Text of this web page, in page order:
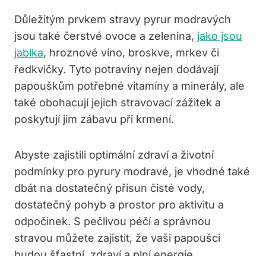
Důležitým prvkem stravy pyrur⁢ modravých
jsou také čerstvé ovoce a ‌zelenina, jako jsou
jablka, ​hroznové víno, broskve, mrkev‌ či
ředkvičky. Tyto potraviny nejen‍ dodávají⁤
papouškům potřebné vitamíny a minerály, ale
také‌ obohacují jejich stravovací zážitek a
poskytují jim zábavu při​ krmení.
Abyste zajistili⁢ optimální zdraví a životní
podmínky pro pyrury ⁢modravé, je vhodné také
dbát na dostatečný přísun čisté vody,
dostatečný pohyb a⁢ prostor pro aktivitu a
odpočinek. S pečlivou péčí a správnou ​
stravou můžete zajistit, že vaši‍ papoušci